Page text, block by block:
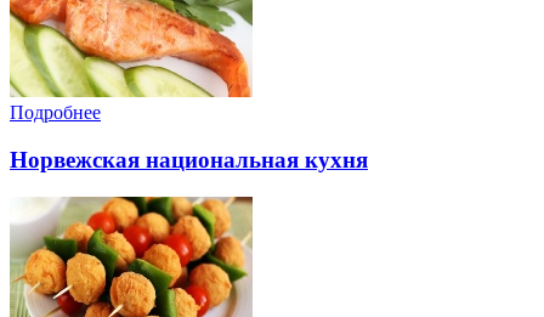
Подробнее
Норвежская национальная кухня